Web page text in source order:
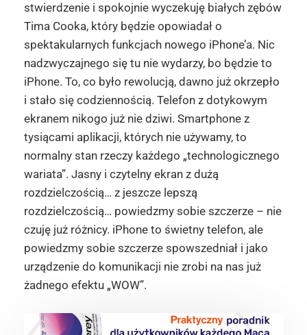
stwierdzenie i spokojnie wyczekuję białych zębów
Tima Cooka, który będzie opowiadał o
spektakularnych funkcjach nowego iPhone’a. Nic
nadzwyczajnego się tu nie wydarzy, bo będzie to
iPhone. To, co było rewolucją, dawno już okrzepło
i stało się codziennością. Telefon z dotykowym
ekranem nikogo już nie dziwi. Smartphone z
tysiącami aplikacji, których nie używamy, to
normalny stan rzeczy każdego „technologicznego
wariata”. Jasny i czytelny ekran z dużą
rozdzielczością… z jeszcze lepszą
rozdzielczością… powiedzmy sobie szczerze – nie
czuję już różnicy. iPhone to świetny telefon, ale
powiedzmy sobie szczerze spowszedniał i jako
urządzenie do komunikacji nie zrobi na nas już
żadnego efektu „WOW”.